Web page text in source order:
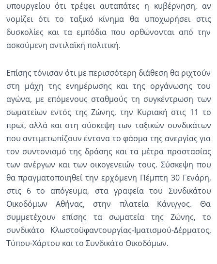
υπουργείου ότι τρέφει αυταπάτες η κυβέρνηση, αν
νομίζει ότι το ταξικό κίνημα θα υποχωρήσει στις
δυσκολίες και τα εμπόδια που ορθώνονται από την
ασκούμενη αντιλαϊκή πολιτική.
Επίσης τόνισαν ότι με περισσότερη διάθεση θα ριχτούν
στη μάχη της ενημέρωσης και της οργάνωσης του
αγώνα, με επόμενους σταθμούς τη συγκέντρωση των
σωματείων εντός της Ζώνης, την Κυριακή στις 11 το
πρωί, αλλά και στη σύσκεψη των ταξικών συνδικάτων
που αντιμετωπίζουν έντονα το φάσμα της ανεργίας για
τον συντονισμό της δράσης και τα μέτρα προστασίας
των ανέργων και των οικογενειών τους. Σύσκεψη που
θα πραγματοποιηθεί την ερχόμενη Πέμπτη 30 Γενάρη,
στις 6 το απόγευμα, στα γραφεία του Συνδικάτου
Οικοδόμων Αθήνας, στην πλατεία Κάνιγγος. Θα
συμμετέχουν επίσης τα σωματεία της Ζώνης, το
συνδικάτο Κλωστοϋφαντουργίας-Ιματισμού-Δέρματος,
Τύπου-Χάρτου και το Συνδικάτο Οικοδόμων.